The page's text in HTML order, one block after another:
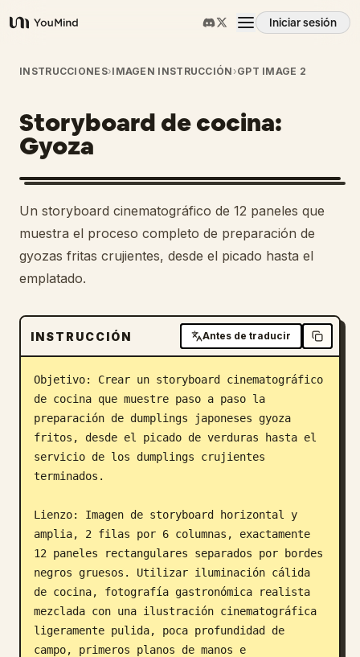
YouMind
Iniciar sesión
Resumen
Casos de uso
Habilidades
Prompts
Precios
Descargar
Blog
Actualizaciones
INSTRUCCIONES›IMAGEN INSTRUCCIÓN ›GPT IMAGE 2
Storyboard de cocina:
Gyoza
Un storyboard cinematográfico de 12 paneles que
muestra el proceso completo de preparación de
gyozas fritas crujientes, desde el picado hasta el
emplatado.
INSTRUCCIÓN Antes de traducir
Objetivo: Crear un storyboard cinematográfico
de cocina que muestre paso a paso la
preparación de dumplings japoneses gyoza
fritos, desde el picado de verduras hasta el
servicio de los dumplings crujientes
terminados.
Lienzo: Imagen de storyboard horizontal y
amplia, 2 filas por 6 columnas, exactamente
12 paneles rectangulares separados por bordes
negros gruesos. Utilizar iluminación cálida
de cocina, fotografía gastronómica realista
mezclada con una ilustración cinematográfica
ligeramente pulida, poca profundidad de
campo, primeros planos de manos e